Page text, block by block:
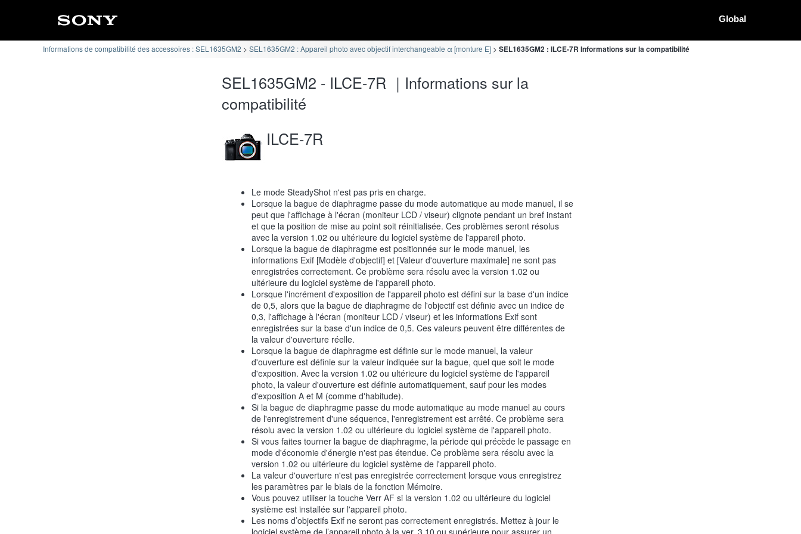
Global
Informations de compatibilité des accessoires : SEL1635GM2 SEL1635GM2 : Appareil photo avec objectif interchangeable α [monture E] SEL1635GM2 : ILCE-7R Informations sur la compatibilité
SEL1635GM2 - ILCE-7R ｜Informations sur la
compatibilité
ILCE-7R
Le mode SteadyShot n'est pas pris en charge.
Lorsque la bague de diaphragme passe du mode automatique au mode manuel, il se
peut que l'affichage à l'écran (moniteur LCD / viseur) clignote pendant un bref instant
et que la position de mise au point soit réinitialisée. Ces problèmes seront résolus
avec la version 1.02 ou ultérieure du logiciel système de l'appareil photo.
Lorsque la bague de diaphragme est positionnée sur le mode manuel, les
informations Exif [Modèle d'objectif] et [Valeur d'ouverture maximale] ne sont pas
enregistrées correctement. Ce problème sera résolu avec la version 1.02 ou
ultérieure du logiciel système de l'appareil photo.
Lorsque l'incrément d'exposition de l'appareil photo est défini sur la base d'un indice
de 0,5, alors que la bague de diaphragme de l'objectif est définie avec un indice de
0,3, l'affichage à l'écran (moniteur LCD / viseur) et les informations Exif sont
enregistrées sur la base d'un indice de 0,5. Ces valeurs peuvent être différentes de
la valeur d'ouverture réelle.
Lorsque la bague de diaphragme est définie sur le mode manuel, la valeur
d'ouverture est définie sur la valeur indiquée sur la bague, quel que soit le mode
d'exposition. Avec la version 1.02 ou ultérieure du logiciel système de l'appareil
photo, la valeur d'ouverture est définie automatiquement, sauf pour les modes
d'exposition A et M (comme d'habitude).
Si la bague de diaphragme passe du mode automatique au mode manuel au cours
de l'enregistrement d'une séquence, l'enregistrement est arrêté. Ce problème sera
résolu avec la version 1.02 ou ultérieure du logiciel système de l'appareil photo.
Si vous faites tourner la bague de diaphragme, la période qui précède le passage en
mode d'économie d'énergie n'est pas étendue. Ce problème sera résolu avec la
version 1.02 ou ultérieure du logiciel système de l'appareil photo.
La valeur d'ouverture n'est pas enregistrée correctement lorsque vous enregistrez
les paramètres par le biais de la fonction Mémoire.
Vous pouvez utiliser la touche Verr AF si la version 1.02 ou ultérieure du logiciel
système est installée sur l'appareil photo.
Les noms d’objectifs Exif ne seront pas correctement enregistrés. Mettez à jour le
logiciel système de l’appareil photo à la ver. 3.10 ou supérieure pour assurer un